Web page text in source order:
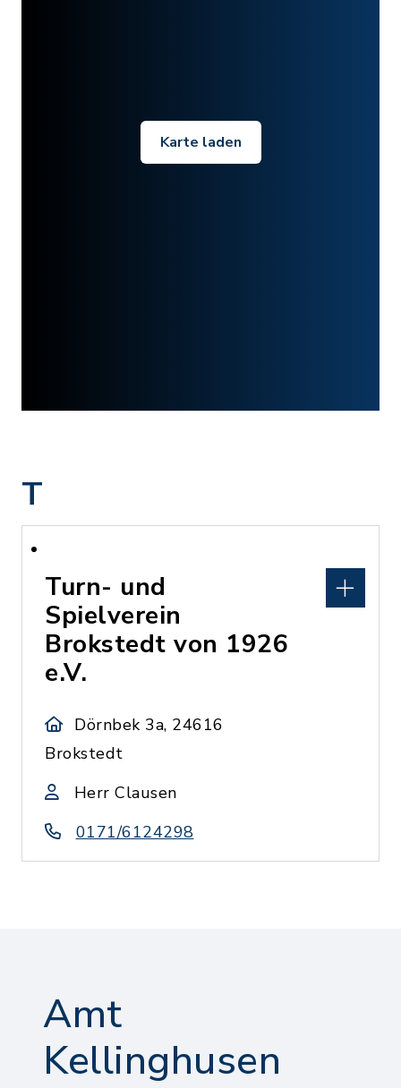
Karte laden
T
Turn- und
Spielverein
Brokstedt von 1926
e.V.
Dörnbek 3a, 24616
Brokstedt
Herr Clausen
0171/6124298
Amt
Kellinghusen